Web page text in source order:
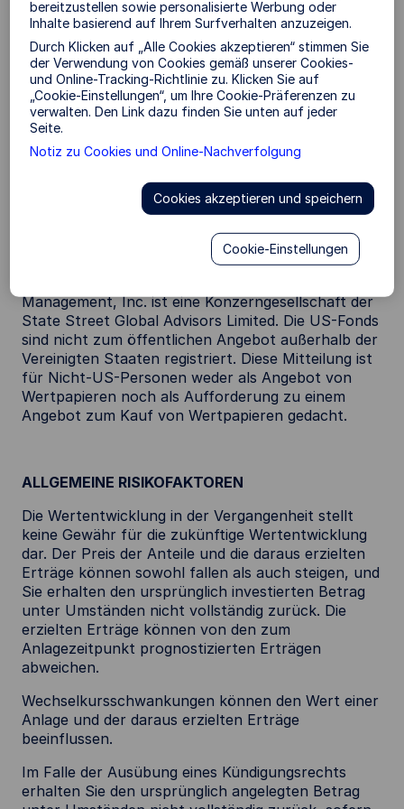
Verkaufsprospekts oder der Wesentlichen
Anlegerinformationen erfolgen.
US-börsengehandelte Indexfonds von State
Street
Die hauptsächlich in den Vereinigten Staaten
angebotene Palette börsengehandelter Indexfonds
von State Street ist nach Maßgabe des US-
Kapitalanlagegesellschaften aus dem Jahr 1940
(Investment Company Act of 1940) bei der US-
Securities and Exchange Commission) ) registriert.
SSGA Funds Management, Inc. fungiert als
Management, Inc. ist eine Konzerngesellschaft der
State Street Global Advisors Limited. Die US-Fonds
sind nicht zum öffentlichen Angebot außerhalb der
Vereinigten Staaten registriert. Diese Mitteilung ist
für Nicht-US-Personen weder als Angebot von
Wertpapieren noch als Aufforderung zu einem
Angebot zum Kauf von Wertpapieren gedacht.
ALLGEMEINE RISIKOFAKTOREN
Die Wertentwicklung in der Vergangenheit stellt
keine Gewähr für die zukünftige Wertentwicklung
dar. Der Preis der Anteile und die daraus erzielten
Erträge können sowohl fallen als auch steigen, und
Sie erhalten den ursprünglich investierten Betrag
unter Umständen nicht vollständig zurück. Die
erzielten Erträge können von den zum
Anlagezeitpunkt prognostizierten Erträgen
abweichen.
Wechselkursschwankungen können den Wert einer
Anlage und der daraus erzielten Erträge
beeinflussen.
Im Falle der Ausübung eines Kündigungsrechts
erhalten Sie den ursprünglich angelegten Betrag
bereitzustellen sowie personalisierte Werbung oder
Inhalte basierend auf Ihrem Surfverhalten anzuzeigen.
Durch Klicken auf „Alle Cookies akzeptieren“ stimmen Sie
der Verwendung von Cookies gemäß unserer Cookies-
und Online-Tracking-Richtlinie zu. Klicken Sie auf
„Cookie-Einstellungen“, um Ihre Cookie-Präferenzen zu
verwalten. Den Link dazu finden Sie unten auf jeder
Seite.
Notiz zu Cookies und Online-Nachverfolgung
Cookies akzeptieren und speichern
Cookie-Einstellungen